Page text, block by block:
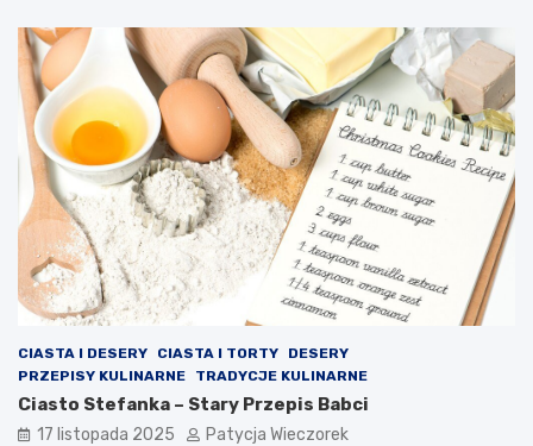
CIASTA I DESERY CIASTA I TORTY
DESERY
PRZEPISY KULINARNE
TRADYCJE KULINARNE
Ciasto Stefanka – Stary Przepis Babci
17 listopada 2025 Patycja Wieczorek